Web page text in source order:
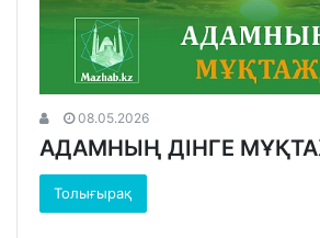
08.05.2026
АДАМНЫҢ ДІНГЕ
Толығырақ